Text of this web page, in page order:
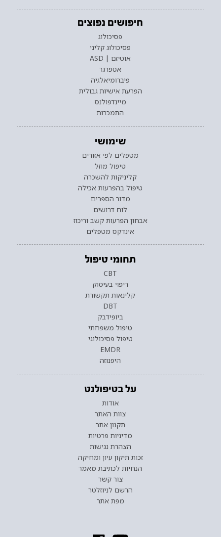
חיפושים נפוצים
פסיכולוג
פסיכולוג קליני
אוטיזם | ASD
אספרגר
פיברומיאלגיה
הפרעת אישיות גבולית
מיינדפולנס
התמכרות
שימושי
מטפלים לפי אזורים
טיפול מוזל
קליניקות להשכרה
טיפול בהפרעות אכילה
מדור הספרים
לוח דרושים
אבחון הפרעות קשב וריכוז
אינדקס מטפלים
תחומי טיפול
CBT
ריפוי בעיסוק
קלינאות תקשורת
DBT
ביופידבק
טיפול משפחתי
טיפול פסיכולוגי
EMDR
היפנוזה
על בטיפולנט
אודות
צוות האתר
תקנון אתר
מדיניות פרטיות
הצהרת נגישות
זכות תיקון עיון ומחיקה
הנחיות לכתיבת מאמר
צור קשר
הרשם לניוזלטר
מפת אתר